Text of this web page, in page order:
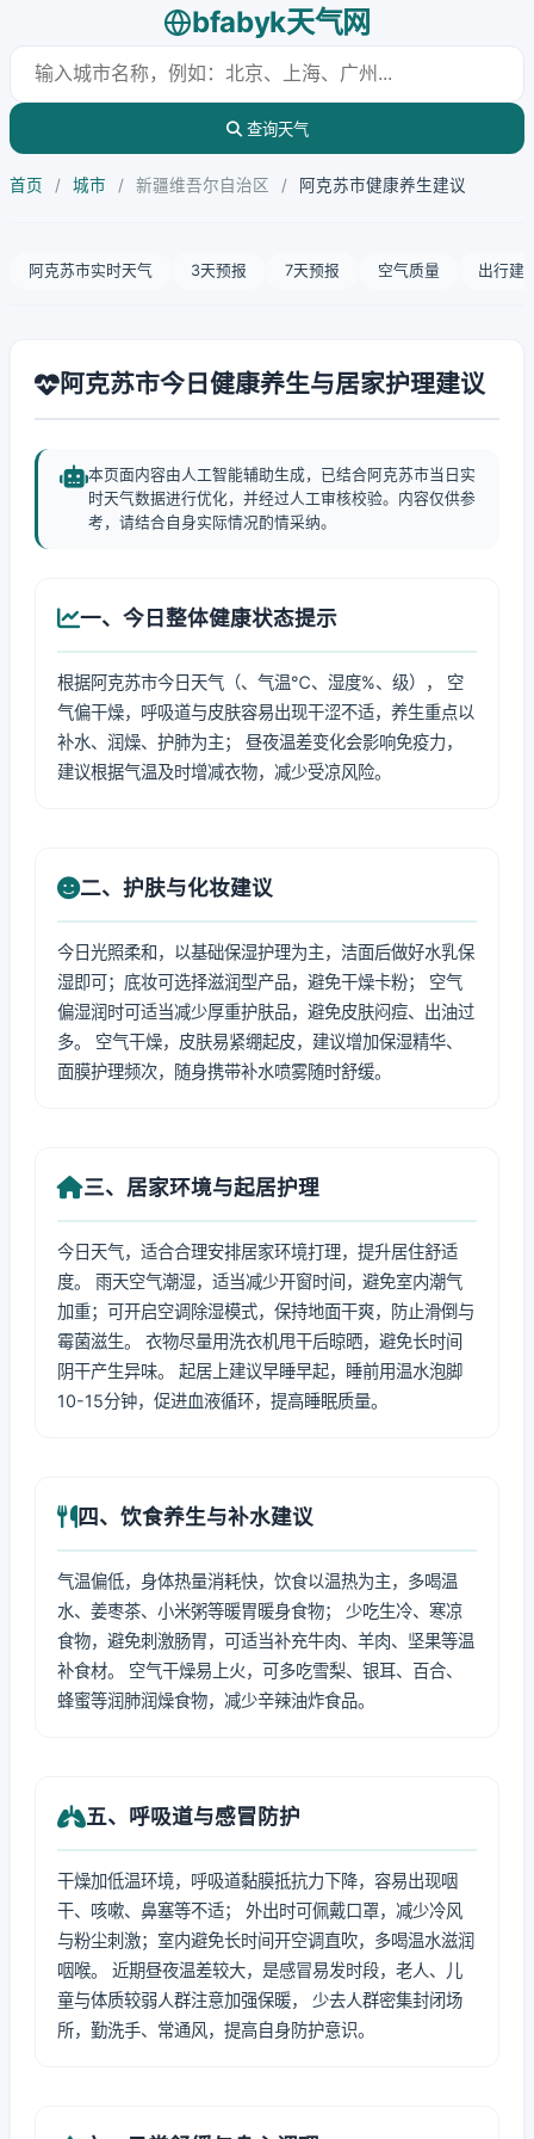
bfabyk天气网
查询天气
首页 / 城市 / 新疆维吾尔自治区 / 阿克苏市健康养生建议
阿克苏市实时天气 3天预报 7天预报 空气质量 出行建
阿克苏市今日健康养生与居家护理建议
本页面内容由人工智能辅助生成，已结合阿克苏市当日实
时天气数据进行优化，并经过人工审核校验。内容仅供参
考，请结合自身实际情况酌情采纳。
一、今日整体健康状态提示
根据阿克苏市今日天气（、气温℃、湿度%、级）， 空
气偏干燥，呼吸道与皮肤容易出现干涩不适，养生重点以
补水、润燥、护肺为主； 昼夜温差变化会影响免疫力，
建议根据气温及时增减衣物，减少受凉风险。
二、护肤与化妆建议
今日光照柔和，以基础保湿护理为主，洁面后做好水乳保
湿即可；底妆可选择滋润型产品，避免干燥卡粉； 空气
偏湿润时可适当减少厚重护肤品，避免皮肤闷痘、出油过
多。 空气干燥，皮肤易紧绷起皮，建议增加保湿精华、
面膜护理频次，随身携带补水喷雾随时舒缓。
三、居家环境与起居护理
今日天气，适合合理安排居家环境打理，提升居住舒适
度。 雨天空气潮湿，适当减少开窗时间，避免室内潮气
加重；可开启空调除湿模式，保持地面干爽，防止滑倒与
霉菌滋生。 衣物尽量用洗衣机甩干后晾晒，避免长时间
阴干产生异味。 起居上建议早睡早起，睡前用温水泡脚
10-15分钟，促进血液循环，提高睡眠质量。
四、饮食养生与补水建议
气温偏低，身体热量消耗快，饮食以温热为主，多喝温
水、姜枣茶、小米粥等暖胃暖身食物； 少吃生冷、寒凉
食物，避免刺激肠胃，可适当补充牛肉、羊肉、坚果等温
补食材。 空气干燥易上火，可多吃雪梨、银耳、百合、
蜂蜜等润肺润燥食物，减少辛辣油炸食品。
五、呼吸道与感冒防护
干燥加低温环境，呼吸道黏膜抵抗力下降，容易出现咽
干、咳嗽、鼻塞等不适； 外出时可佩戴口罩，减少冷风
与粉尘刺激；室内避免长时间开空调直吹，多喝温水滋润
咽喉。 近期昼夜温差较大，是感冒易发时段，老人、儿
童与体质较弱人群注意加强保暖， 少去人群密集封闭场
所，勤洗手、常通风，提高自身防护意识。